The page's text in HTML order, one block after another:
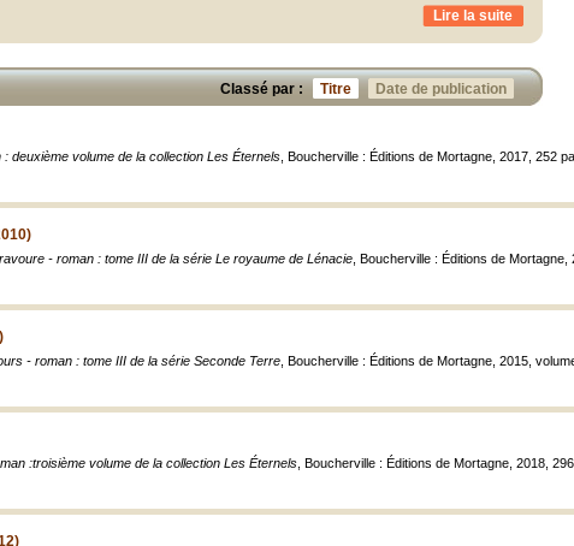
Lire la suite
Classé par : Titre Date de publication
: deuxième volume de la collection Les Éternels , Boucherville : Éditions de Mortagne, 2017, 252
- roman : tome III de la série Le royaume de Lénacie , Boucherville : Éditions de
- roman : tome III de la série Seconde Terre , Boucherville : Éditions de Mortagne, 2015,
:troisième volume de la collection Les Éternels , Boucherville : Éditions de Mortagne, 2018,